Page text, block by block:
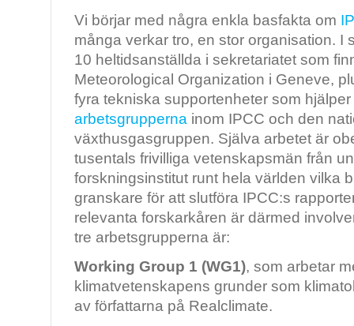
Vi börjar med några enkla basfakta om
många verkar tro, en stor organisation. I
10 heltidsanställda i sekretariatet som
Meteorological Organization i Geneve,
fyra tekniska supportenheter som
arbetsgrupperna inom IPCC och den
växthusgasgruppen. Själva arbetet är
tusentals frivilliga vetenskapsmän från
forskningsinstitut runt hela världen vilka
granskare för att slutföra IPCC:s
relevanta forskarkåren är därmed
tre arbetsgrupperna är:
Working Group 1 (WG1), som arbetar
klimatvetenskapens grunder som
av författarna på Realclimate.